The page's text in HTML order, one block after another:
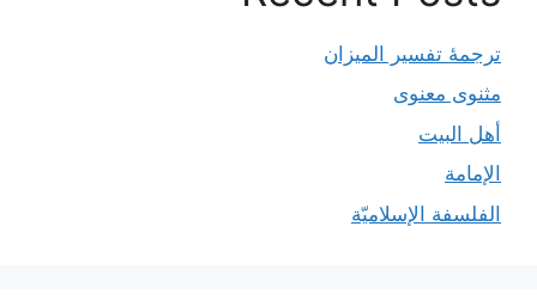
ترجمۀ تفسیر المیزان
مثنوی معنوی
أهل البيت
الإمامة
الفلسفة الإسلاميّة